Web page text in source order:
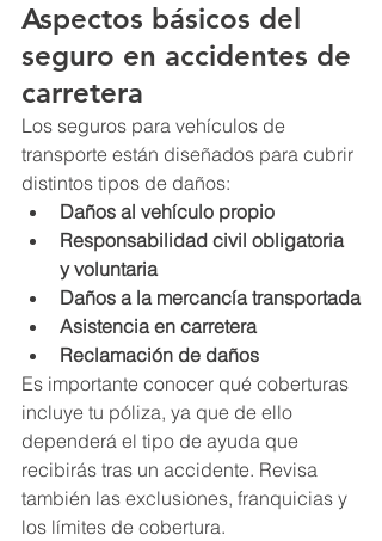
Aspectos básicos del
seguro en accidentes de
carretera
Los seguros para vehículos de
transporte están diseñados para cubrir
distintos tipos de daños:
Daños al vehículo propio
Responsabilidad civil obligatoria
y voluntaria
Daños a la mercancía transportada
Asistencia en carretera
Reclamación de daños
Es importante conocer qué coberturas
incluye tu póliza, ya que de ello
dependerá el tipo de ayuda que
recibirás tras un accidente. Revisa
también las exclusiones, franquicias y
los límites de cobertura.